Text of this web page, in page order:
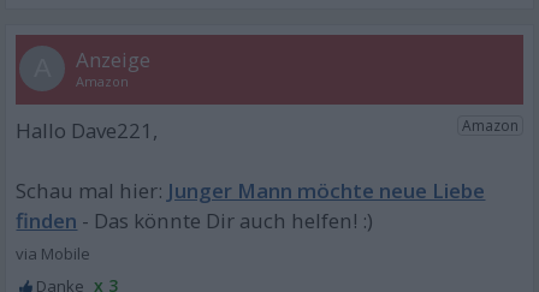
Junger Mann möchte neue Liebe
finden
x 3